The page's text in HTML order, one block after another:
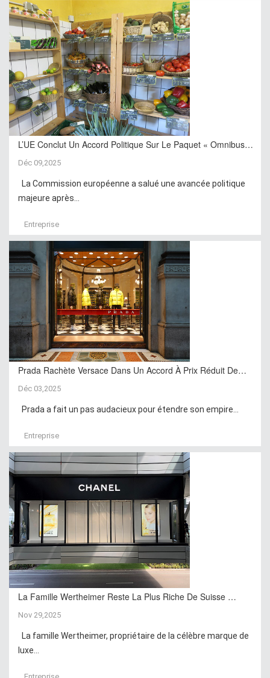
L’UE Conclut Un Accord Politique Sur Le Paquet « Omnibus…
Déc 09,2025
La Commission européenne a salué une avancée politique
majeure après...
Entreprise
Prada Rachète Versace Dans Un Accord À Prix Réduit De…
Déc 03,2025
Prada a fait un pas audacieux pour étendre son empire...
Entreprise
La Famille Wertheimer Reste La Plus Riche De Suisse …
Nov 29,2025
La famille Wertheimer, propriétaire de la célèbre marque de
luxe...